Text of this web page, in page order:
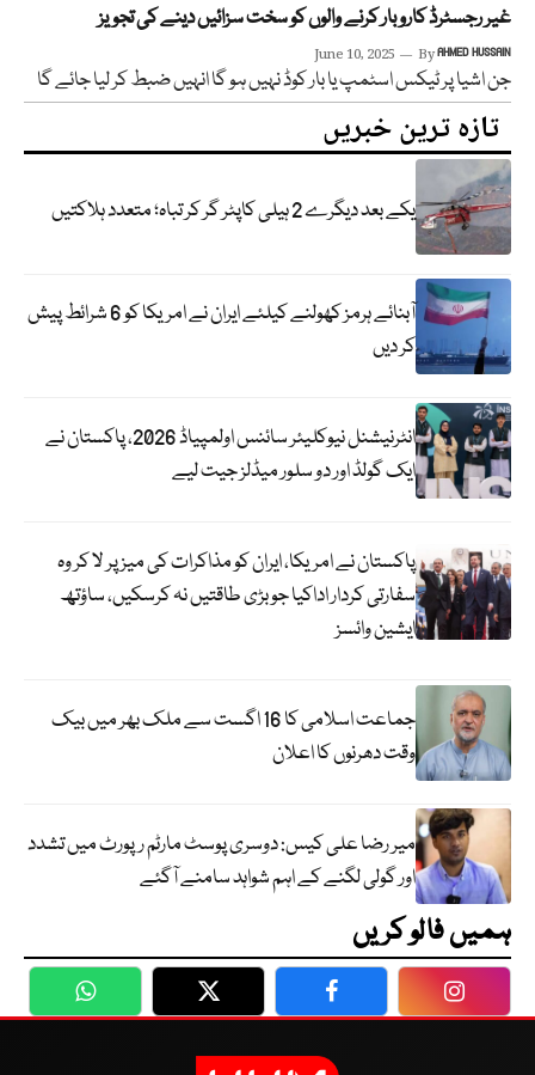
غیر رجسٹرڈ کاروبار کرنے والوں کو سخت سزائیں دینے کی تجویز
June 10, 2025 ByAHMED HUSSAIN
جن اشیا پر ٹیکس اسٹمپ یا بار کوڈ نہیں ہو گا انہیں ضبط کر لیا جائے گا
تازہ ترین خبریں
یکے بعد دیگرے 2 ہیلی کاپٹر گر کر تباہ؛ متعدد ہلاکتیں
آبنائے ہرمز کھولنے کیلئے ایران نے امریکا کو 6 شرائط پیش
کر دیں
انٹرنیشنل نیوکلیئر سائنس اولمپیاڈ 2026، پاکستان نے
ایک گولڈ اور دو سلور میڈلز جیت لیے
پاکستان نے امریکا، ایران کو مذاکرات کی میز پر لا کر وہ
سفارتی کردار اداکیا جو بڑی طاقتیں نہ کرسکیں، ساؤتھ
ایشین وائسز
جماعت اسلامی کا 16 اگست سے ملک بھر میں بیک
وقت دھرنوں کا اعلان
میر رضا علی کیس: دوسری پوسٹ مارٹم رپورٹ میں تشدد
اور گولی لگنے کے اہم شواہد سامنے آگئے
ہمیں فالو کریں
WhatsApp Twitter Facebook